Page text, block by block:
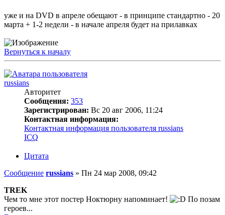
уже и на DVD в апреле обещают - в принципе стандартно - 20
марта + 1-2 недели - в начале апреля будет на прилавках
Вернуться к началу
russians
Авторитет
Сообщения: 353
Зарегистрирован: Вс 20 авг 2006, 11:24
Контактная информация:
Контактная информация пользователя russians
ICQ
Цитата
Сообщение russians » Пн 24 мар 2008, 09:42
TREK
Чем то мне этот постер Ноктюрну напоминает!
По позам
героев...